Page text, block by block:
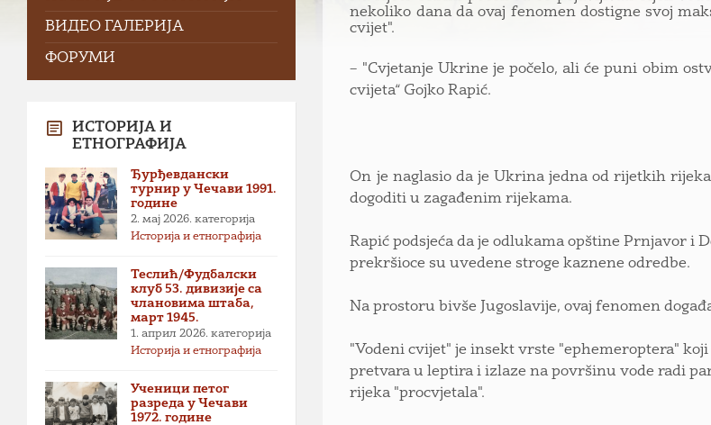
nekoliko dana da ovaj fenomen dostigne svoj
cvijet".
– "Cvjetanje Ukrine je počelo, ali će puni obim
cvijeta“ Gojko Rapić.
On je naglasio da je Ukrina jedna od rijetkih
dogoditi u zagađenim rijekama.
Rapić podsjeća da je odlukama opštine Prnjavor i
prekršioce su uvedene stroge kaznene odredbe.
Na prostoru bivše Jugoslavije, ovaj fenomen
"Vodeni cvijet" je insekt vrste "ephemeroptera"
pretvara u leptira i izlaze na površinu vode radi
rijeka "procvjetala".
ВИДЕО ГАЛЕРИЈА
ФОРУМИ
ИСТОРИЈА И
ЕТНОГРАФИЈА
Ђурђевдански
турнир у Чечави 1991.
године
2. мај 2026. категорија
Историја и етнографија
Теслић/Фудбалски
клуб 53. дивизије са
члановима штаба,
март 1945.
1. април 2026. категорија
Историја и етнографија
Ученици петог
разреда у Чечави
1972. године